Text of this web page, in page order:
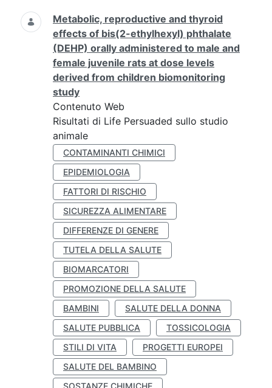
Ricerca
Metabolic, reproductive and thyroid
effects of bis(2-ethylhexyl) phthalate
(DEHP) orally administered to male and
female juvenile rats at dose levels
derived from children biomonitoring
study
Contenuto Web
Risultati di Life Persuaded sullo studio
animale
CONTAMINANTI CHIMICI
EPIDEMIOLOGIA
FATTORI DI RISCHIO
SICUREZZA ALIMENTARE
DIFFERENZE DI GENERE
TUTELA DELLA SALUTE
BIOMARCATORI
PROMOZIONE DELLA SALUTE
BAMBINI
SALUTE DELLA DONNA
SALUTE PUBBLICA
TOSSICOLOGIA
STILI DI VITA
PROGETTI EUROPEI
SALUTE DEL BAMBINO
SOSTANZE CHIMICHE